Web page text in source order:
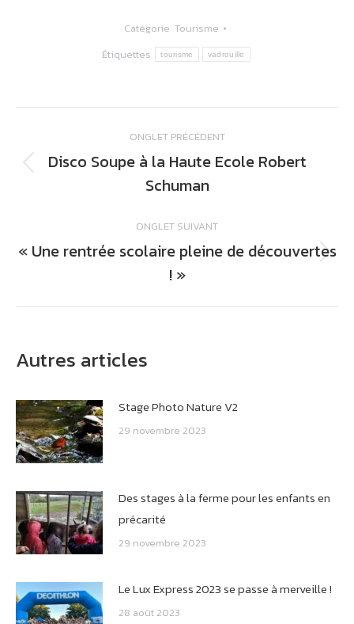
Catégorie Tourisme
Étiquettes
tourisme vadrouille
de
commentaire
ONGLET PRÉCÉDENT
Onglet
précédent
Disco Soupe à la Haute Ecole Robert
Schuman
ONGLET SUIVANT
Onglet
suivant
« Une rentrée scolaire pleine de découvertes
! »
Autres articles
Stage Photo Nature V2
29 novembre 2023
Des stages à la ferme pour les enfants en
précarité
29 novembre 2023
Le Lux Express 2023 se passe à merveille !
28 août 2023